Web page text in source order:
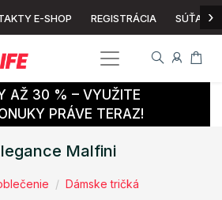
E-SHOP REGISTRÁCIA SÚŤAŽ ›
AŽ 30 % – VYUŽITE
PRÁVE TERAZ!
Malfini
Dámske tričká